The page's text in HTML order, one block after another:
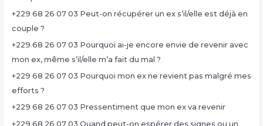
+229 68 26 07 03 Peut-on récupérer un ex s’il/elle est déjà en
couple ?
+229 68 26 07 03 Pourquoi ai-je encore envie de revenir avec
mon ex, même s’il/elle m’a fait du mal ?
+229 68 26 07 03 Pourquoi mon ex ne revient pas malgré mes
efforts ?
+229 68 26 07 03 Pressentiment que mon ex va revenir
+229 68 26 07 03 Quand peut-on espérer des signes ou un